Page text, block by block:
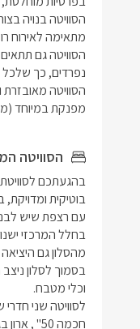
מפנקת במיוחד
הסוויטה